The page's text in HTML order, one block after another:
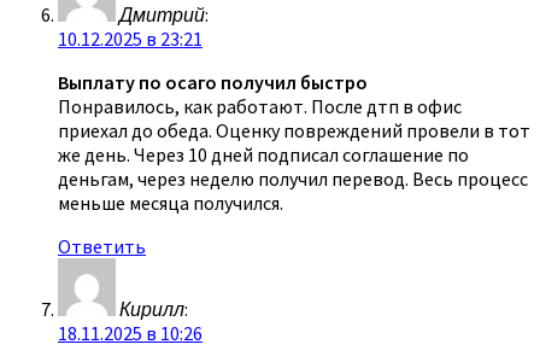
Дмитрий:
10.12.2025 в 23:21
Выплату по осаго получил быстро
Понравилось, как работают. После дтп в офис
приехал до обеда. Оценку повреждений провели в тот
же день. Через 10 дней подписал соглашение по
деньгам, через неделю получил перевод. Весь процесс
меньше месяца получился.
Ответить
Кирилл:
18.11.2025 в 10:26